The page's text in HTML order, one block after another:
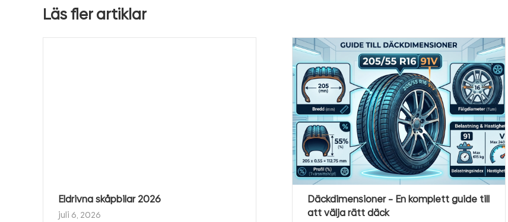
Läs fler artiklar
Eldrivna skåpbilar 2026
juli 6, 2026
Däckdimensioner – En komplett guide till
att välja rätt däck